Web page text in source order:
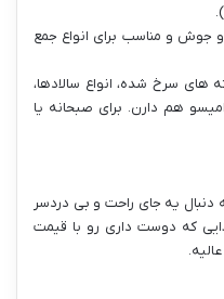
جوش و مناسب برای انواع جمع
های سرخ شده، انواع سالادها،
هم دارن. برای صبحانه یا
دنبال یه جای راحت و بی دردسر
که دوست داری رو با قیمت